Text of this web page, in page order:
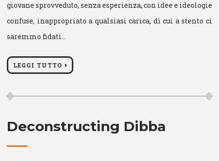
giovane sprovveduto, senza esperienza, con idee e ideologie
confuse, inappropriato a qualsiasi carica, di cui a stento ci
saremmo fidati…
LEGGI TUTTO
Deconstructing Dibba